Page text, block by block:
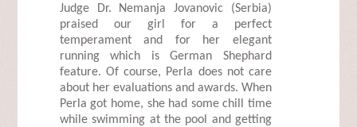
Judge Dr. Nemanja Jovanovic (Serbia)
praised our girl for a perfect
temperament and for her elegant
running which is German Shephard
feature. Of course, Perla does not care
about her evaluations and awards. When
Perla got home, she had some chill time
while swimming at the pool and getting